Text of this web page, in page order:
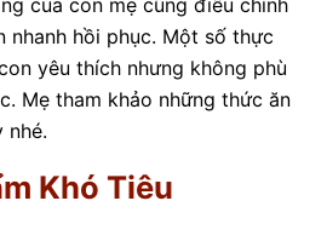
của con mẹ cũng điều chỉnh
nhanh hồi phục. Một số thực
yêu thích nhưng không phù
Mẹ tham khảo những thức ăn
nhé.
Khó Tiêu